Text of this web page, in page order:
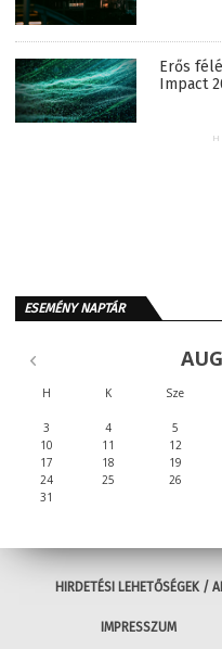
Erős
Impact
ESEMÉNY NAPTÁR
H K Sze
3
4 5
10
11 12
17
18 19
24
25 26
31
HIRDETÉSI LEHETŐSÉGEK /
IMPRESSZUM